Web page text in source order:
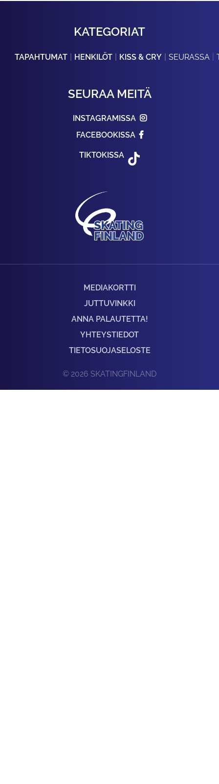
KATEGORIAT
TAPAHTUMAT HENKILÖT KISS & CRY SEURASSA
SEURAA MEITÄ
INSTAGRAMISSA
FACEBOOKISSA
TIKTOKISSA
MEDIAKORTTI
JUTTUVINKKI
ANNA PALAUTETTA!
YHTEYSTIEDOT
TIETOSUOJASELOSTE
© 2026 SKATINGFINLAND